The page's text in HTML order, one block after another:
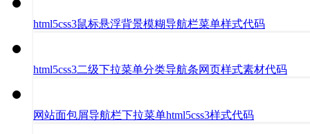
html5css3鼠标悬浮背景模糊导航栏菜单样式代码
html5css3二级下拉菜单分类导航条网页样式素材代码
网站面包屑导航栏下拉菜单html5css3样式代码